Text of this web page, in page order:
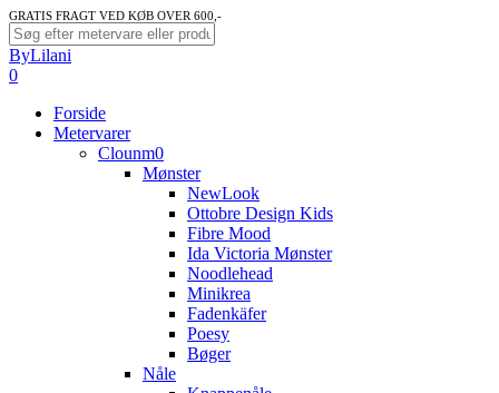
Skip
to
main
content
GRATIS FRAGT VED KØB OVER 600,-
Close
Search
ByLilani
search
account
0
Forside
Metervarer
Clounm0
Mønster
NewLook
Ottobre Design Kids
Fibre Mood
Ida Victoria Mønster
Noodlehead
Minikrea
Fadenkäfer
Poesy
Bøger
Nåle